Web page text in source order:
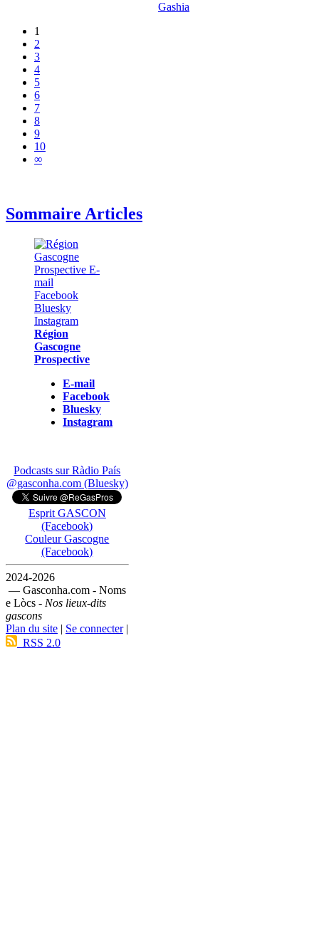
Gashia
1
2
3
4
5
6
7
8
9
10
∞
Sommaire Articles
Région
Gascogne
Prospective
E-mail
Facebook
Bluesky
Instagram
Podcasts sur Ràdio País
@gasconha.com (Bluesky)
Esprit GASCON
(Facebook)
Couleur Gascogne
(Facebook)
2024-2026
— Gasconha.com - Noms
e Lòcs - Nos lieux-dits
gascons
Plan du site | Se connecter|
RSS 2.0